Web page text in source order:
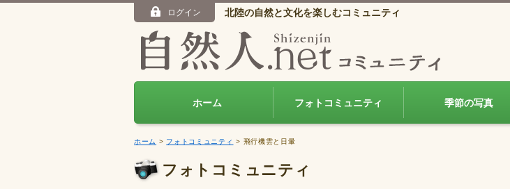
ログイン 北陸の自然と文化を楽しむコミュニティ
ホーム フォトコミュニティ 季節の写真
ホーム > フォトコミュニティ > 飛行機雲と日暈
フォトコミュニティ